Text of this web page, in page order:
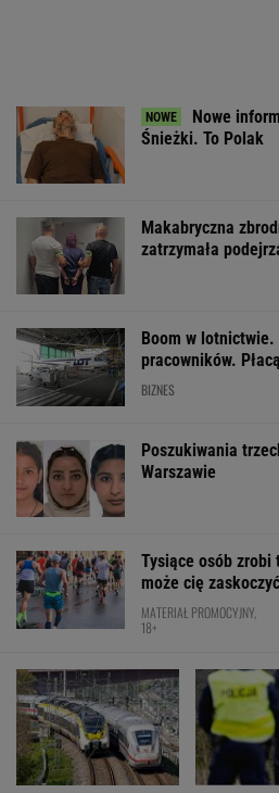
Nowe
Śnieżki. To Polak
Makabryczna
zatrzymała
Boom w
pracowników.
BIZNES
Poszukiwania
Warszawie
Tysiące osób zrobi
może cię zaskoczyć
MATERIAŁ PROMOCYJNY,
18+